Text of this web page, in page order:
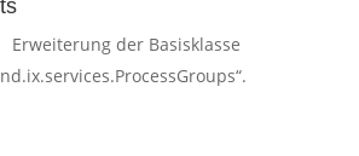
Erweiterung der Basisklasse